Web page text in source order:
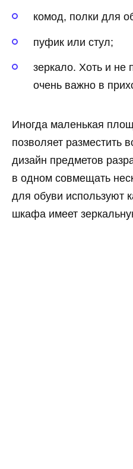
комод, полки для
пуфик или стул;
зеркало. Хоть и не
очень важно в
Иногда маленькая
позволяет разместить
дизайн предметов
в одном совмещать
для обуви используют
шкафа имеет